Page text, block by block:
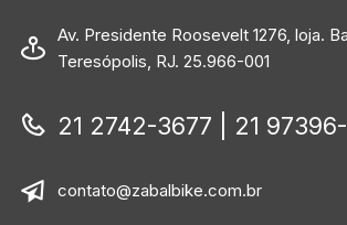
Av. Presidente Roosevelt 1276, loja.
Teresópolis, RJ. 25.966-001
21 2742-3677 | 21
contato@zabalbike.com.br